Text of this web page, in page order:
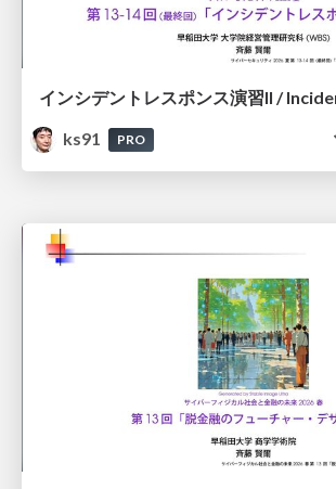
ks91
PRO